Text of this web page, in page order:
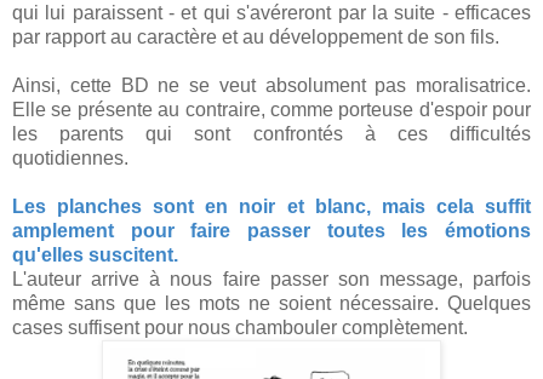
qui lui paraissent - et qui s'avéreront par la suite - efficaces
par rapport au caractère et au développement de son fils.
Ainsi, cette BD ne se veut absolument pas moralisatrice.
Elle se présente au contraire, comme porteuse d'espoir pour
les parents qui sont confrontés à ces difficultés
quotidiennes.
Les planches sont en noir et blanc, mais cela suffit
amplement pour faire passer toutes les émotions
qu'elles suscitent.
L'auteur arrive à nous faire passer son message, parfois
même sans que les mots ne soient nécessaire. Quelques
cases suffisent pour nous chambouler complètement.